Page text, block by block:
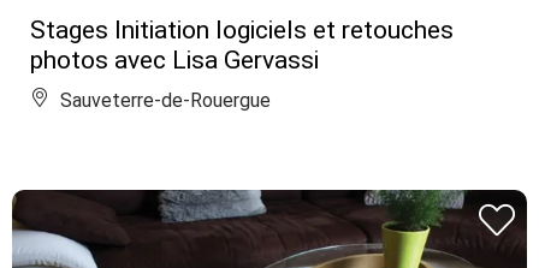
Stages Initiation logiciels et retouches
photos avec Lisa Gervassi
Sauveterre-de-Rouergue